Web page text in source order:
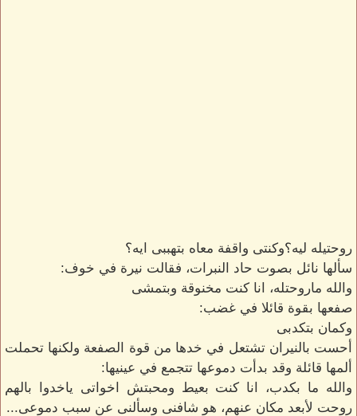
روحتيله ليه؟وكنتى واقفة معاه بتهببى ايه؟
سألها نائل بصوت حاد النبرات، فقالت نيرة في خوف:
والله ماروحتله، انا كنت مخنوقة وبتمشى
صفعها بقوة قائلا في غضب:
وكمان بتكدبى
أحست بالنيران تشتعل في خدها من قوة الصفعة ولكنها تحملت
ألمها قائلة وقد بدأت دموعها تتجمع في عينيها:
والله ما بكدب، انا كنت بعيط ومحبتش اخواتى ياخدوا بالهم
روحت لأبعد مكان عنهم، هو شافنى وسألنى عن سبب دموعى...